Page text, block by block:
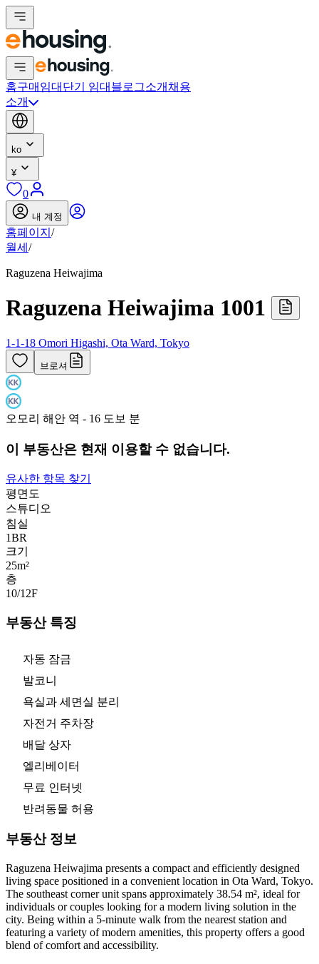
홈구매 임대 단기 임대 블로그소개 채용
소개
ko
¥
0
내 계정
홈페이지 /
월세 /
Raguzena Heiwajima
Raguzena Heiwajima 1001
1-1-18 Omori Higashi, Ota Ward, Tokyo
브로셔
오모리 해안 역 - 16 도보 분
이 부동산은 현재 이용할 수 없습니다.
유사한 항목 찾기
평면도
스튜디오
침실
1BR
크기
25m²
층
10/12F
부동산 특징
자동 잠금
발코니
욕실과 세면실 분리
자전거 주차장
배달 상자
엘리베이터
무료 인터넷
반려동물 허용
부동산 정보
Raguzena Heiwajima presents a compact and efficiently designed
living space positioned in a convenient location in Ota Ward, Tokyo.
The southeast corner unit spans approximately 38.54 m², ideal for
individuals or couples looking for a modern living solution in the
city. Being within a 5-minute walk from the nearest station and
featuring a variety of modern amenities, this property offers a good
blend of comfort and accessibility.